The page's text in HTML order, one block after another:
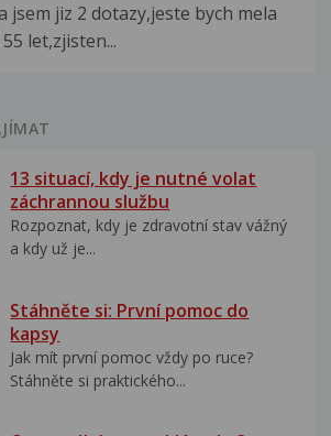
jsem jiz 2 dotazy,jeste bych mela
let,zjisten...
13 situací, kdy je nutné volat
záchrannou službu
Rozpoznat, kdy je zdravotní stav vážný
a kdy už je...
Stáhněte si: První pomoc do
kapsy
Jak mít první pomoc vždy po ruce?
Stáhněte si praktického...